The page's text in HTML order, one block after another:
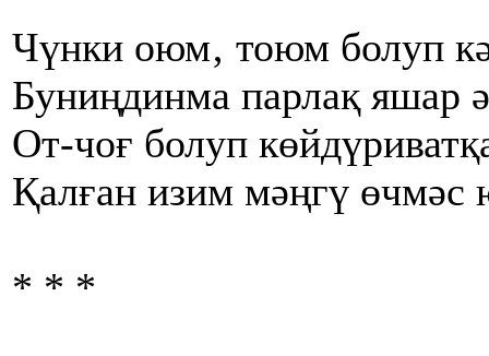
Чүнки оюм‚ тоюм болуп
Буниңдинма парлақ яшар
От-чоғ болуп
Қалған изим мәңгү өчмәс
* * *